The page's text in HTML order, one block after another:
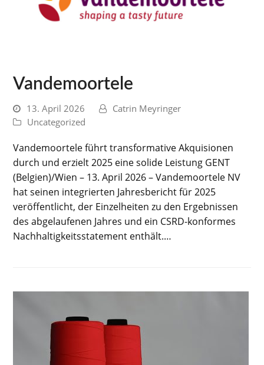
Vandemoortele
13. April 2026
Catrin Meyringer
Uncategorized
Vandemoortele führt transformative Akquisionen
durch und erzielt 2025 eine solide Leistung GENT
(Belgien)/Wien – 13. April 2026 – Vandemoortele NV
hat seinen integrierten Jahresbericht für 2025
veröffentlicht, der Einzelheiten zu den Ergebnissen
des abgelaufenen Jahres und ein CSRD-konformes
Nachhaltigkeitsstatement enthält.…